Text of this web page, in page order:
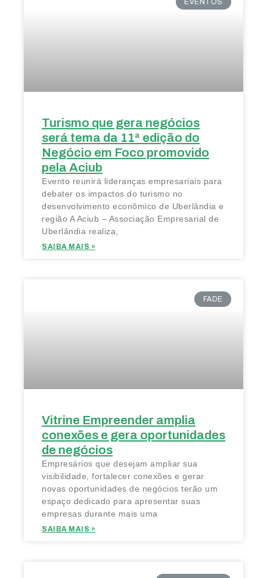
EVENTOS
Turismo que gera negócios
será tema da 11ª edição do
Negócio em Foco promovido
pela Aciub
Evento reunirá lideranças empresariais para
debater os impactos do turismo no
desenvolvimento econômico de Uberlândia e
região A Aciub – Associação Empresarial de
Uberlândia realiza,
SAIBA MAIS »
FADE
Vitrine Empreender amplia
conexões e gera oportunidades
de negócios
Empresários que desejam ampliar sua
visibilidade, fortalecer conexões e gerar
novas oportunidades de negócios terão um
espaço dedicado para apresentar suas
empresas durante mais uma
SAIBA MAIS »